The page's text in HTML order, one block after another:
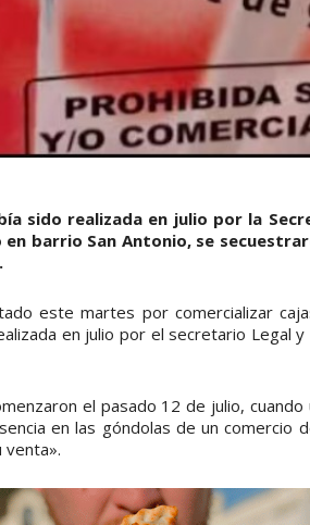
sido realizada en julio por la
barrio San Antonio, se
este martes por comercializar
en julio por el secretario Legal
el pasado 12 de julio,
en las góndolas de un comercio
venta».